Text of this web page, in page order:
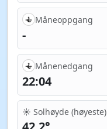
Måneoppgang
-
Månenedgang
22:04
☀️ Solhøyde (høyeste)